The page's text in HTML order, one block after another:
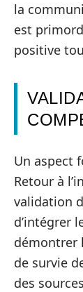
la
est
positive
Un aspect
Retour à
validation
d’intégrer
démontrer
de survie
des